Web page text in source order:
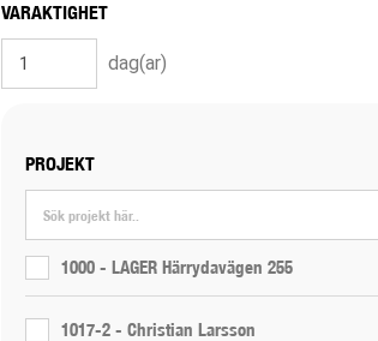
VARAKTIGHET
dag(ar)
PROJEKT
1000 - LAGER Härrydavägen 255
1017-2 - Christian Larsson